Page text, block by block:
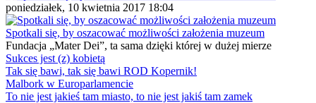
poniedziałek, 10 kwietnia 2017 18:04
Spotkali się, by oszacować możliwości założenia muzeum
Fundacja „Mater Dei”, ta sama dzięki której w dużej mierze
Sukces jest (z) kobietą
Tak się bawi, tak się bawi ROD Kopernik!
Malbork w Europarlamencie
To nie jest jakieś tam miasto, to nie jest jakiś tam zamek